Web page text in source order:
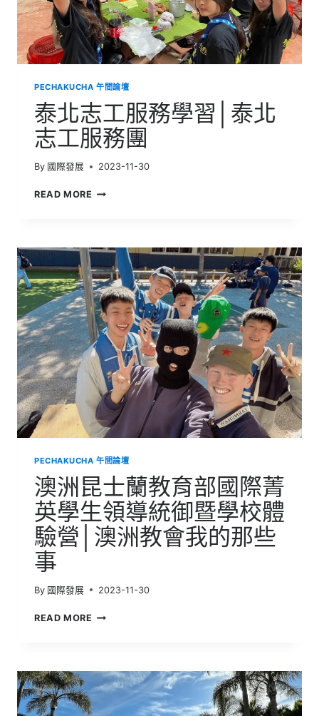
就
是
變
PECHAKUCHA 午間論壇
泰北志工服務學習│泰北
志工服務團
By 國際發展 2023-11-30
READ MORE 泰
服
學
習
│
泰
北
志
工
服
務
團
PECHAKUCHA 午間論壇
澳洲昆士蘭教育部國際菁
英學生領導統御暨學校體
驗營│澳洲教會我的那些
事
By 國際發展 2023-11-30
READ MORE
部